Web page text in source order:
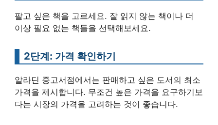
팔고 싶은 책을 고르세요. 잘 읽지 않는 책이나 더
이상 필요 없는 책들을 선택해보세요.
2단계: 가격 확인하기
알라딘 중고서점에서는 판매하고 싶은 도서의 최소
가격을 제시합니다. 무조건 높은 가격을 요구하기보
다는 시장의 가격을 고려하는 것이 좋습니다.